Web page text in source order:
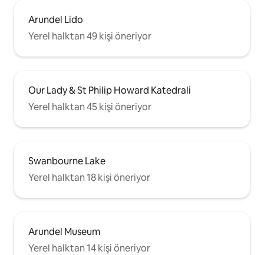
Arundel Lido
Yerel halktan 49 kişi öneriyor
Our Lady & St Philip Howard Katedrali
Yerel halktan 45 kişi öneriyor
Swanbourne Lake
Yerel halktan 18 kişi öneriyor
Arundel Museum
Yerel halktan 14 kişi öneriyor